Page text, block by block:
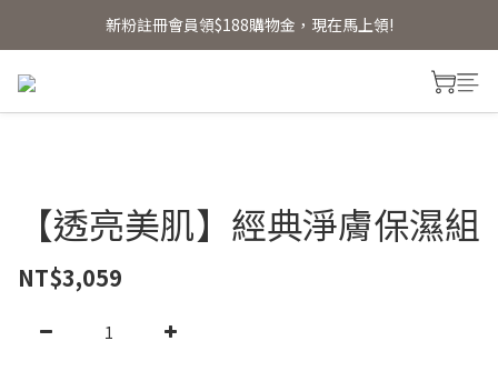
新粉註冊會員領$188購物金，現在馬上領!
新粉註冊會員領$188購物金，現在馬上領!
【透亮美肌】經典淨膚保濕組
NT$3,059